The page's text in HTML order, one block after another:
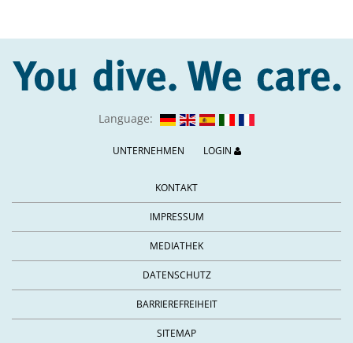
Language:
UNTERNEHMEN LOGIN
KONTAKT
IMPRESSUM
MEDIATHEK
DATENSCHUTZ
BARRIEREFREIHEIT
SITEMAP